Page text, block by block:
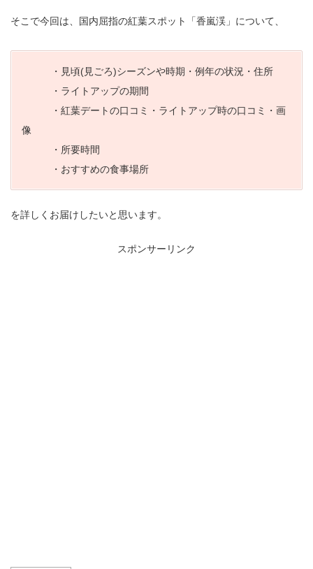
そこで今回は、国内屈指の紅葉スポット「香嵐渓」について、
・見頃(見ごろ)シーズンや時期・例年の状況・住所
・ライトアップの期間
・紅葉デートの口コミ・ライトアップ時の口コミ・画
像
・所要時間
・おすすめの食事場所
を詳しくお届けしたいと思います。
スポンサーリンク